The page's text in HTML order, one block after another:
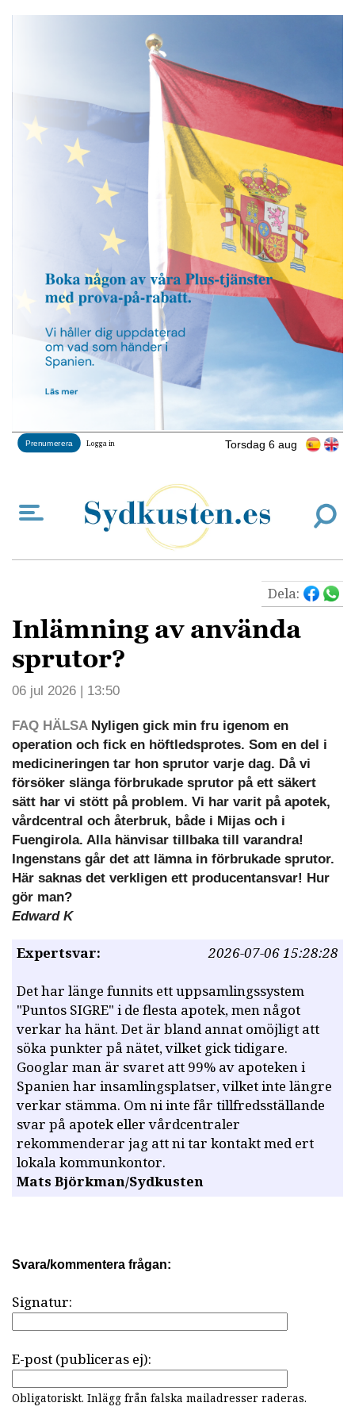
Torsdag 6 aug
Prenumerera Logga in
Dela:
Inlämning av använda
sprutor?
06 jul 2026 | 13:50
FAQ HÄLSANyligen gick min fru igenom en
operation och fick en höftledsprotes. Som en del i
medicineringen tar hon sprutor varje dag. Då vi
försöker slänga förbrukade sprutor på ett säkert
sätt har vi stött på problem. Vi har varit på apotek,
vårdcentral och återbruk, både i Mijas och i
Fuengirola. Alla hänvisar tillbaka till varandra!
Ingenstans går det att lämna in förbrukade sprutor.
Här saknas det verkligen ett producentansvar! Hur
gör man?
Edward K
Expertsvar:
2026-07-06 15:28:28
Det har länge funnits ett uppsamlingssystem
"Puntos SIGRE" i de flesta apotek, men något
verkar ha hänt. Det är bland annat omöjligt att
söka punkter på nätet, vilket gick tidigare.
Googlar man är svaret att 99% av apoteken i
Spanien har insamlingsplatser, vilket inte längre
verkar stämma. Om ni inte får tillfredsställande
svar på apotek eller vårdcentraler
rekommenderar jag att ni tar kontakt med ert
lokala kommunkontor.
Mats Björkman/Sydkusten
Svara/kommentera frågan:
Signatur:
E-post (publiceras ej):
Obligatoriskt. Inlägg från falska mailadresser raderas.